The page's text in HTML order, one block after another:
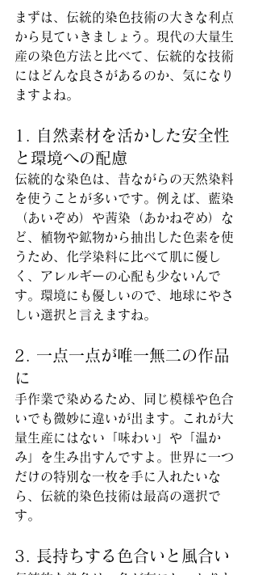
まずは、伝統的染色技術の大きな利点
から見ていきましょう。現代の大量生
産の染色方法と比べて、伝統的な技術
にはどんな良さがあるのか、気になり
ますよね。
1. 自然素材を活かした安全性
と環境への配慮
伝統的な染色は、昔ながらの天然染料
を使うことが多いです。例えば、藍染
（あいぞめ）や茜染（あかねぞめ）な
ど、植物や鉱物から抽出した色素を使
うため、化学染料に比べて肌に優し
く、アレルギーの心配も少ないんで
す。環境にも優しいので、地球にやさ
しい選択と言えますね。
2. 一点一点が唯一無二の作品
に
手作業で染めるため、同じ模様や色合
いでも微妙に違いが出ます。これが大
量生産にはない「味わい」や「温か
み」を生み出すんですよ。世界に一つ
だけの特別な一枚を手に入れたいな
ら、伝統的染色技術は最高の選択で
す。
3. 長持ちする色合いと風合い